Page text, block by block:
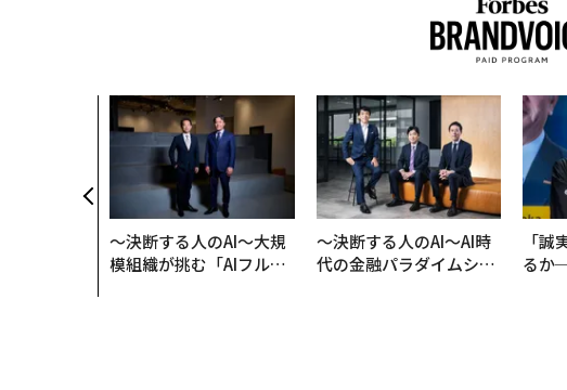
〜決断する人のAI〜大規
模組織が挑む「AIフル実
〜決断する人のAI〜AI時
代の金融パラダイムシフ
「
るか